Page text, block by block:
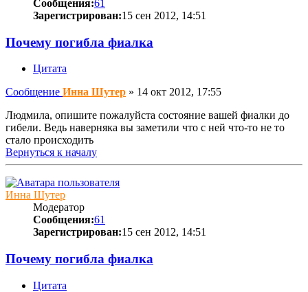
Сообщения:61
Зарегистрирован:15 сен 2012, 14:51
Почему погибла фиалка
Цитата
Сообщение Инна Шутер » 14 окт 2012, 17:55
Людмила, опишите пожалуйста состояние вашей фиалки до
гибели. Ведь наверняка вы заметили что с ней что-то не то
стало происходить
Вернуться к началу
Инна Шутер
Модератор
Сообщения:61
Зарегистрирован:15 сен 2012, 14:51
Почему погибла фиалка
Цитата